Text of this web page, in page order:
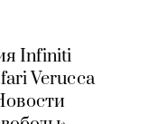
Infiniti
Verucca